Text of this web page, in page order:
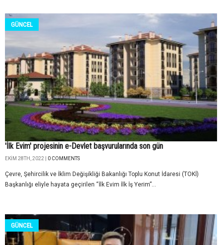
GÜNCEL
'İlk Evim' projesinin e-Devlet başvurularında son gün
EKIM 28TH, 2022 | 0 COMMENTS
Çevre, Şehircilik ve İklim Değişikliği Bakanlığı Toplu Konut İdaresi (TOKİ)
Başkanlığı eliyle hayata geçirilen “İlk Evim İlk İş Yerim”...
GÜNCEL